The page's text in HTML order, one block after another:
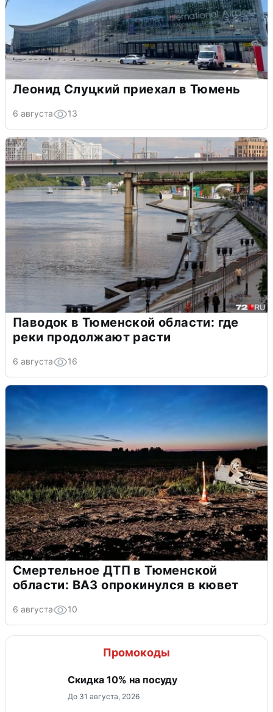
Леонид Слуцкий приехал в Тюмень
6 августа 13
Паводок в Тюменской области: где
реки продолжают расти
6 августа 16
Смертельное ДТП в Тюменской
области: ВАЗ опрокинулся в кювет
6 августа 10
Промокоды
Скидка 10% на посуду
До 31 августа, 2026